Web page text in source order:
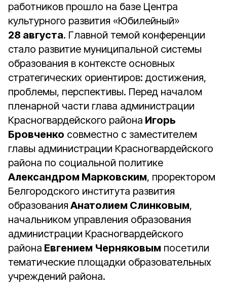
работников прошло на базе Центра
культурного развития «Юбилейный»
28 августа. Главной темой конференции
стало развитие муниципальной системы
образования в контексте основных
стратегических ориентиров: достижения,
проблемы, перспективы. Перед началом
пленарной части глава администрации
Красногвардейского района Игорь
Бровченко совместно с заместителем
главы администрации Красногвардейского
района по социальной политике
Александром Марковским, проректором
Белгородского института развития
образования Анатолием Слинковым,
начальником управления образования
администрации Красногвардейского
района Евгением Черняковым посетили
тематические площадки образовательных
учреждений района.